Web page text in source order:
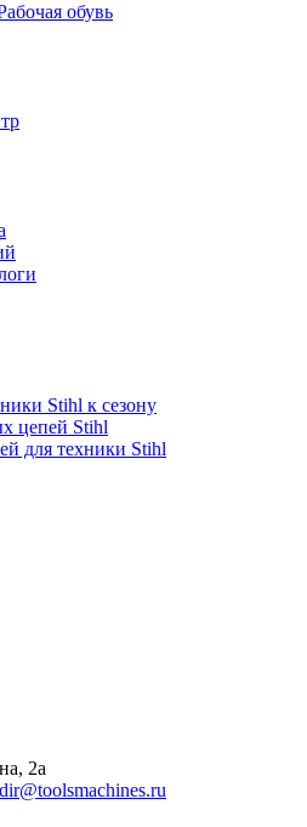
обувь
Stihl к сезону
цепей Stihl
для техники Stihl
2а
dir@toolsmachines.ru